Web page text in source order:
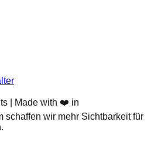
| Made with ❤️ in
schaffen wir mehr Sichtbarkeit für